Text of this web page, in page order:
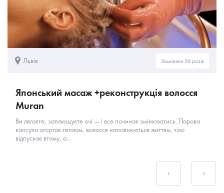
Львів Замовили 56 разів
Японський масаж +реконструкція волосся
Muran
Ви лягаєте, заплющуєте очі — і все починає змінюватись. Парова
капсула огортає теплом, волосся наповнюється життям, тіло
відпускає втому, а...